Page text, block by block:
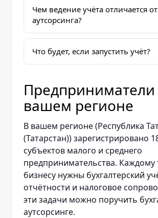
Чем ведение учёта отличается от
аутсорсинга?
Что будет, если запустить учёт?
Предприниматели
вашем регионе
В вашем регионе (Республика
(Татарстан)) зарегистрировано
субъектов малого и среднего
предпринимательства. Каждому
бизнесу нужны бухгалтерский
отчётности и налоговое
эти задачи можно поручить
аутсорсинге.